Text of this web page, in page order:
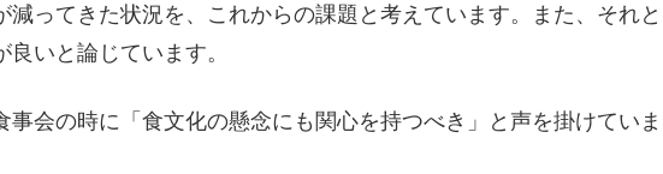
減ってきた状況を、これからの課題と考えています。また、それと
いと論じています。
会の時に「食文化の懸念にも関心を持つべき」と声を掛けていま